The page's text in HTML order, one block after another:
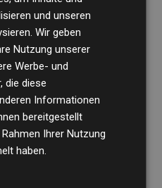
BDOüberprüft
und Methodik, um
sicherzustellen.
unsere Investitionen in
200 % der
der teilnehmenden
klarer Nachweis für die
und unseren
Wir geben
Nutzung unserer
Werbe- und
die diese
Informationen
bereitgestellt
Ihrer Nutzung
haben.